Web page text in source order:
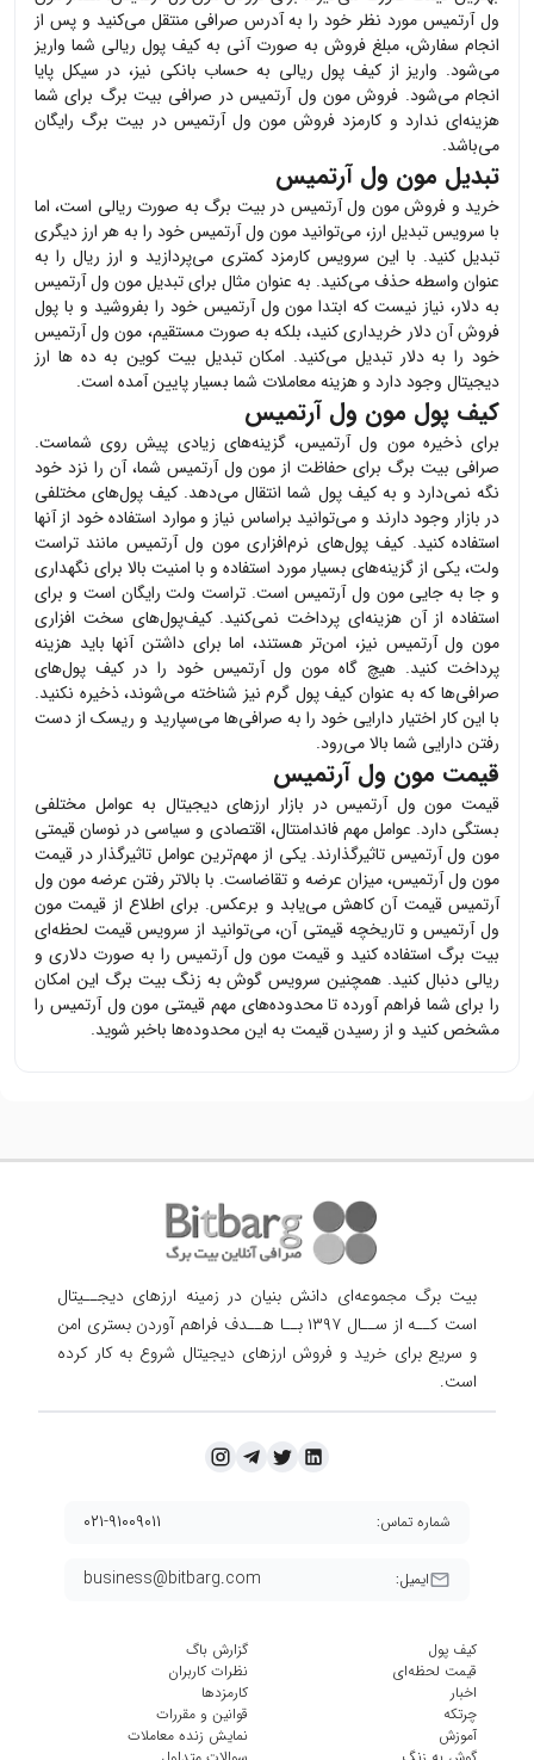
ول آرتمیسمورد نظر خود را به آدرس صرافی منتقل می‌کنید و پس از
انجام سفارش، مبلغ فروش به صورت آنی به کیف پول ریالی شما واریز
می‌شود. واریز از کیف پول ریالی به حساب بانکی نیز، در سیکل پایا
انجام می‌شود. فروشمون ول آرتمیسدر صرافی بیت برگ برای شما
هزینه‌ای ندارد و کارمزد فروش مون ول آرتمیس در بیت برگ رایگان
می‌باشد.
تبدیل مون ول آرتمیس
خرید و فروشمون ول آرتمیس در بیت برگ به صورت ریالی است، اما
با سرویس تبدیل ارز، می‌توانید مون ول آرتمیسخود را به هر ارز دیگری
تبدیل کنید. با این سرویس کارمزد کمتری می‌پردازید و ارز ریال را به
عنوان واسطه حذف می‌کنید. به عنوان مثال برای تبدیلمون ول آرتمیس
به دلار، نیاز نیست که ابتدا مون ول آرتمیس خود را بفروشید و با پول
فروش آن دلار خریداری کنید، بلکه به صورت مستقیم، مون ول آرتمیس
خود را به دلار تبدیل می‌کنید. امکان تبدیل بیت کوین به ده ها ارز
دیجیتال وجود دارد و هزینه معاملات شما بسیار پایین آمده است.
کیف پول مون ول آرتمیس
برای ذخیرهمون ول آرتمیس، گزینه‌های زیادی پیش روی شماست.
صرافی بیت برگ برای حفاظت از مون ول آرتمیس شما، آن را نزد خود
نگه نمی‌دارد و به کیف پول شما انتقال می‌دهد. کیف پول‌های مختلفی
در بازار وجود دارند و می‌توانید براساس نیاز و موارد استفاده خود از آنها
استفاده کنید. کیف پول‌های نرم‌افزاریمون ول آرتمیس مانند تراست
ولت، یکی از گزینه‌های بسیار مورد استفاده و با امنیت بالا برای نگهداری
و جا به جاییمون ول آرتمیس است. تراست ولت رایگان است و برای
استفاده از آن هزینه‌ای پرداخت نمی‌کنید. کیف‌پول‌های سخت افزاری
مون ول آرتمیس نیز، امن‌تر هستند، اما برای داشتن آنها باید هزینه
پرداخت کنید. هیچ گاه مون ول آرتمیس خود را در کیف پول‌های
صرافی‌ها که به عنوان کیف پول گرم نیز شناخته می‌شوند، ذخیره نکنید.
با این کار اختیار دارایی خود را به صرافی‌ها می‌سپارید و ریسک از دست
رفتن دارایی شما بالا می‌رود.
قیمت مون ول آرتمیس
قیمت مون ول آرتمیسدر بازار ارزهای دیجیتال به عوامل مختلفی
بستگی دارد. عوامل مهم فاندامنتال، اقتصادی و سیاسی در نوسان قیمتی
مون ول آرتمیس تاثیرگذارند. یکی از مهم‌ترین عوامل تاثیرگذار در قیمت
مون ول آرتمیس، میزان عرضه و تقاضاست. با بالاتر رفتن عرضهمون ول
آرتمیس قیمت آن کاهش می‌یابد و برعکس. برای اطلاع از قیمت مون
ول آرتمیسو تاریخچه قیمتی آن، می‌توانید از سرویس قیمت لحظه‌ای
بیت برگ استفاده کنید و قیمت مون ول آرتمیس را به صورت دلاری و
ریالی دنبال کنید. همچنین سرویس گوش به زنگ بیت برگ این امکان
را برای شما فراهم آورده تا محدوده‌های مهم قیمتی مون ول آرتمیس را
مشخص کنید و از رسیدن قیمت به این محدوده‌ها باخبر شوید.
بیت برگ مجموعه‌ای دانش بنیان در زمینه ارزهای دیجــیتال
است کــه از ســال ۱۳۹۷ بــا هــدف فراهم آوردن
بستری امن
و سریع برای خرید و فروش ارزهای دیجیتال شروع به کار کرده
است.
ایمیل: business@bitbarg.com
شماره تماس: ۰۲۱-۹۱۰۰۹۰۱۱
کیف پول
قیمت لحظه‌ای
اخبار
چرتکه
آموزش
گزارش باگ
نظرات کاربران
کارمزد‌ها
قوانین و مقررات
نمایش زنده معاملات